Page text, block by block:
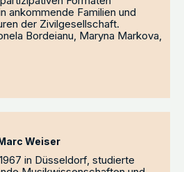
ankommende Familien und
der Zivilgesellschaft.
Bordeianu, Maryna Markova,
Weiser
in Düsseldorf, studierte